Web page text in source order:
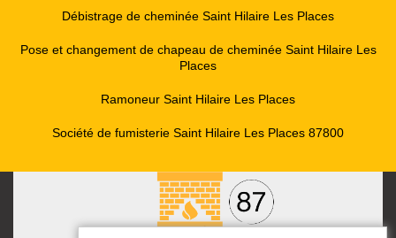
Débistrage de cheminée Saint Hilaire Les Places
Pose et changement de chapeau de cheminée Saint Hilaire Les
Places
Ramoneur Saint Hilaire Les Places
Société de fumisterie Saint Hilaire Les Places 87800